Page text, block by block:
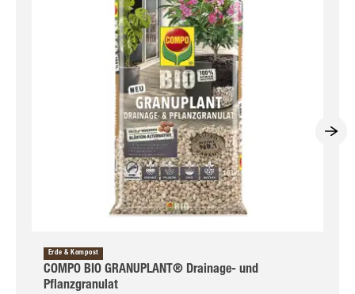
Erde & Kompost
COMPO BIO GRANUPLANT® Drainage- und
Pflanzgranulat